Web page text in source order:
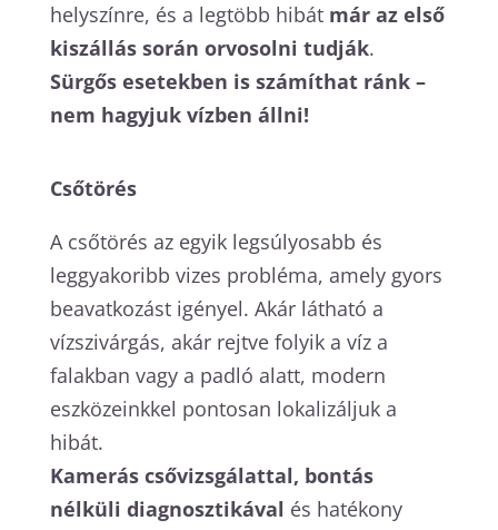
helyszínre, és a legtöbb hibát már az első
kiszállás során orvosolni tudják.
Sürgős esetekben is számíthat ránk –
nem hagyjuk vízben állni!
Csőtörés
A csőtörés az egyik legsúlyosabb és
leggyakoribb vizes probléma, amely gyors
beavatkozást igényel. Akár látható a
vízszivárgás, akár rejtve folyik a víz a
falakban vagy a padló alatt, modern
eszközeinkkel pontosan lokalizáljuk a
hibát.
Kamerás csővizsgálattal, bontás
nélküli diagnosztikával és hatékony